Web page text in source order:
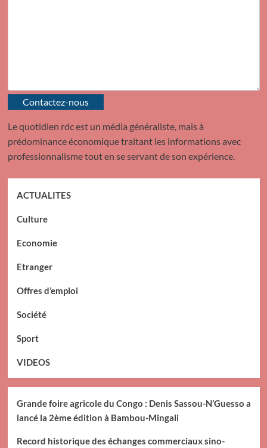
Contactez-nous
Le quotidien rdc est un média généraliste, mais à
prédominance économique traitant les informations avec
professionnalisme tout en se servant de son expérience.
ACTUALITES
Culture
Economie
Etranger
Offres d’emploi
Société
Sport
VIDEOS
Grande foire agricole du Congo : Denis Sassou-N’Guesso a
lancé la 2ème édition à Bambou-Mingali
Record historique des échanges commerciaux sino-